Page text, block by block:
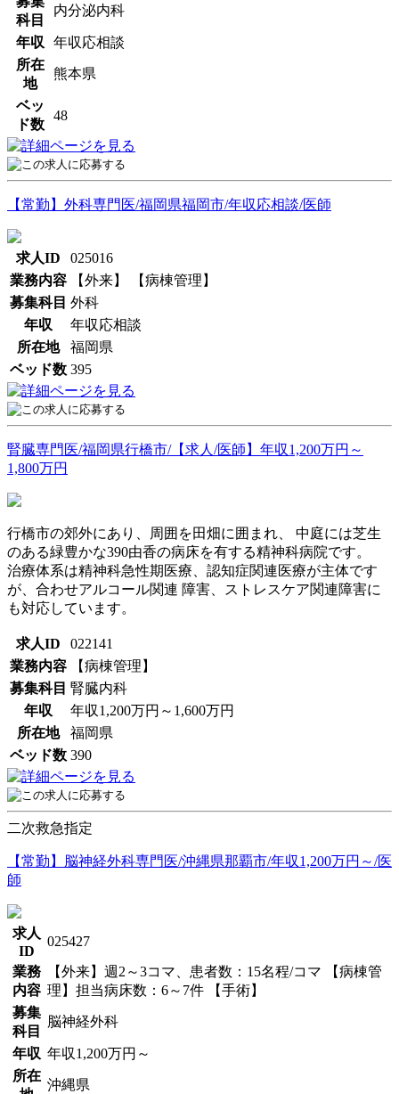
科目
内分泌内科
年収
年収応相談
所在
地
熊本県
ベッ
ド数
48
【常勤】外科専門医/福岡県福岡市/年収応相談/医師
求人ID
025016
業務内容
【外来】 【病棟管理】
募集科目 外科
年収
年収応相談
所在地
福岡県
ベッド数 395
腎臓専門医/福岡県行橋市/【求人/医師】年収1,200万円～
1,800万円
行橋市の郊外にあり、周囲を田畑に囲まれ、 中庭には芝生
のある緑豊かな390由香の病床を有する精神科病院です。
治療体系は精神科急性期医療、認知症関連医療が主体です
が、合わせアルコール関連 障害、ストレスケア関連障害に
も対応しています。
求人ID
022141
業務内容
【病棟管理】
募集科目 腎臓内科
年収
年収1,200万円～1,600万円
所在地
福岡県
ベッド数 390
二次救急指定
【常勤】脳神経外科専門医/沖縄県那覇市/年収1,200万円～/医
師
求人
ID
025427
業務
内容
【外来】週2～3コマ、患者数：15名程/コマ 【病棟管
理】担当病床数：6～7件 【手術】
募集
科目
脳神経外科
年収 年収1,200万円～
所在
沖縄県